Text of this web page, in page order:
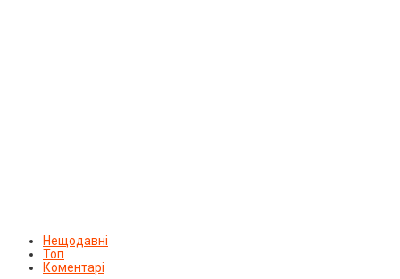
Нещодавні
Топ
Коментарі